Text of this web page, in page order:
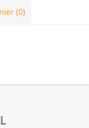
(0)